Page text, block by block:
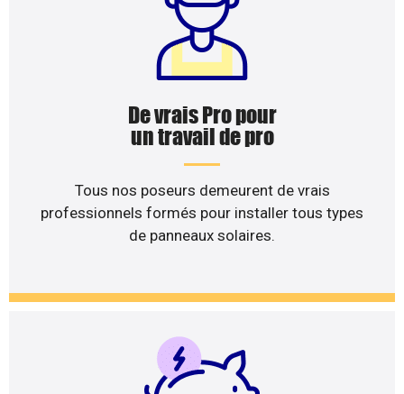
De vrais Pro pour
un travail de pro
Tous nos poseurs demeurent de vrais
professionnels formés pour installer tous types
de panneaux solaires.